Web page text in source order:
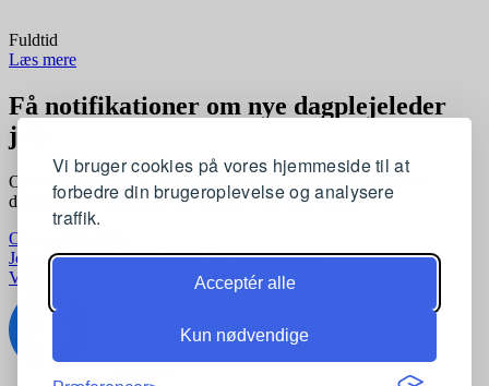
Vi bruger cookies på vores hjemmeside til at
forbedre din brugeroplevelse og analysere
traffik.
Acceptér alle
Kun nødvendige
Fuldtid
Læs mere
Få notifikationer om nye dagplejeleder
jobs
Opret en profil og få automatisk besked, når der kommer nye
dagplejeleder stillinger, der matcher dine præferencer
Opret profil gratis
Jobkategorier Joblokationer For virksomheder
Vilkår og betingelser
Privatlivspolitik